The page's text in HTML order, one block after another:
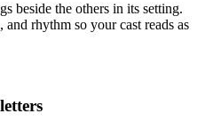
beside the others in its setting.
rhythm so your cast reads as